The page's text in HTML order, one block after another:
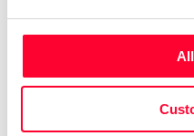
exactamente una tela de
no. El título es el de un